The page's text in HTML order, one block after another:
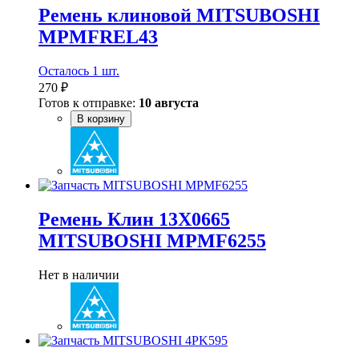
Ремень клиновой MITSUBOSHI
MPMFREL43
Осталось 1 шт.
270 ₽
Готов к отправке: 10 августа
В корзину
Ремень Клин 13X0665
MITSUBOSHI MPMF6255
Нет в наличии